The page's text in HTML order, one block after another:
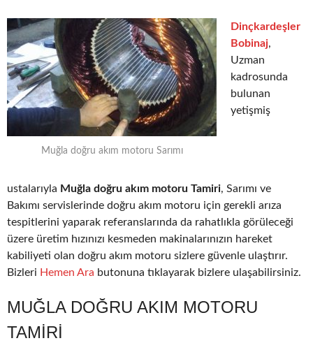
Muğla doğru akım motoru Sarımı
Dinçkardeşler
Bobinaj,
Uzman
kadrosunda
bulunan
yetişmiş
ustalarıyla Muğla doğru akım motoru Tamiri, Sarımı ve
Bakımı servislerinde doğru akım motoru için gerekli arıza
tespitlerini yaparak referanslarında da rahatlıkla görüleceği
üzere üretim hızınızı kesmeden makinalarınızın hareket
kabiliyeti olan doğru akım motoru sizlere güvenle ulaştırır.
Bizleri Hemen Ara butonuna tıklayarak bizlere ulaşabilirsiniz.
MUĞLA DOĞRU AKIM MOTORU
TAMIRI